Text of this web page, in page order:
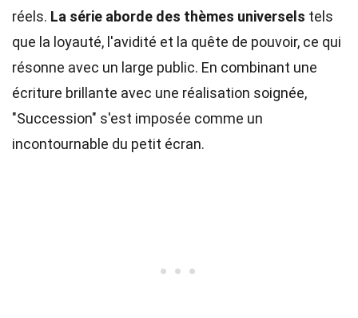
réels. La série aborde des thèmes universels tels
que la loyauté, l'avidité et la quête de pouvoir, ce qui
résonne avec un large public. En combinant une
écriture brillante avec une réalisation soignée,
"Succession" s'est imposée comme un
incontournable du petit écran.